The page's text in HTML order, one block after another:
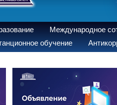
Международное
обучение